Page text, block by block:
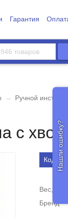
Гарантия
→
Ручной
с
Код
Вес, кг
Бренд
Нашли ошибку?